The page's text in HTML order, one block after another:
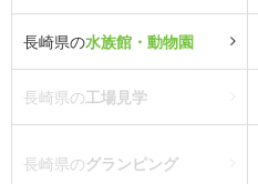
長崎県の水族館・動物園
長崎県の工場見学
長崎県のグランピング